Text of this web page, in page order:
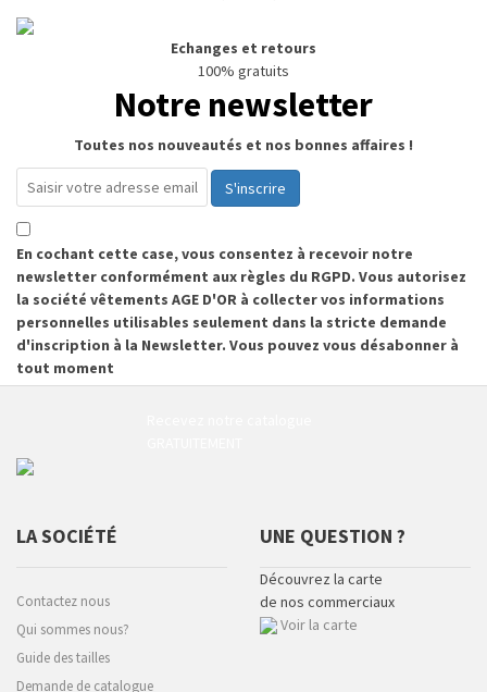
Echanges et retours
100% gratuits
Notre newsletter
Toutes nos nouveautés et nos bonnes affaires !
S'inscrire
En cochant cette case, vous consentez à recevoir notre
newsletter conformément aux règles du RGPD. Vous autorisez
la société vêtements AGE D'OR à collecter vos informations
personnelles utilisables seulement dans la stricte demande
d'inscription à la Newsletter. Vous pouvez vous désabonner à
tout moment
LA SOCIÉTÉ
Contactez nous
Qui sommes nous?
Guide des tailles
Demande de catalogue
UNE QUESTION ?
Découvrez la carte
de nos commerciaux
Voir la carte